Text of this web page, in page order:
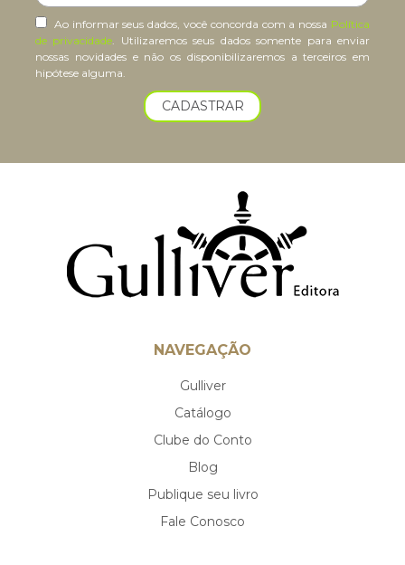
Ao informar seus dados, você concorda com a nossa Política
de privacidade. Utilizaremos seus dados somente para enviar
nossas novidades e não os disponibilizaremos a terceiros em
hipótese alguma.
CADASTRAR
NAVEGAÇÃO
Gulliver
Catálogo
Clube do Conto
Blog
Publique seu livro
Fale Conosco